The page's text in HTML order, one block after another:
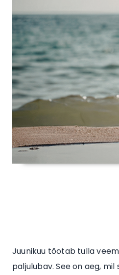
Juunikuu tõotab tulla
paljulubav. See on aeg,